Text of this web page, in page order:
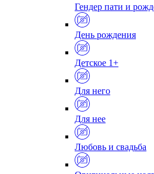
Гендер пати и
День рождения
Детское 1+
Для него
Для нее
Любовь и свадьба